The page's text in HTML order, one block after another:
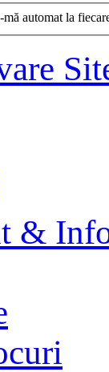
automat la
&